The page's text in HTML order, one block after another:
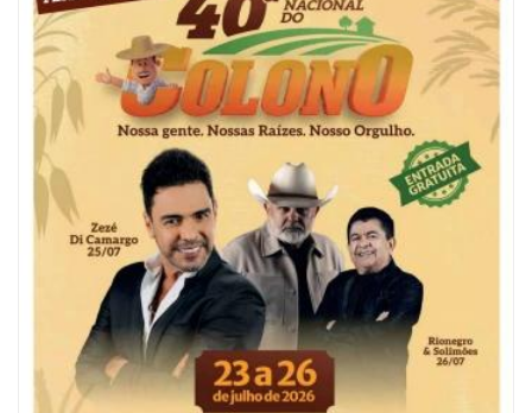
07/08/2026 | 18:03
COLUNA DO PRISCO PARAÍSO: Mídia domesticada, Centrão comprado e
Supremo fazendo jogo sujo
ITAJAÍ